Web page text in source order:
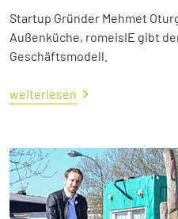
Startup Gründer Mehmet
Außenküche, romeisIE gibt
Geschäftsmodell.
weiterlesen